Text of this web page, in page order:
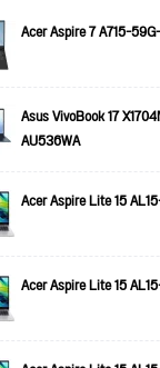
Acer Aspire 7 A715-
Asus VivoBook 17
AU536WA
Acer Aspire Lite 15
Acer Aspire Lite 15